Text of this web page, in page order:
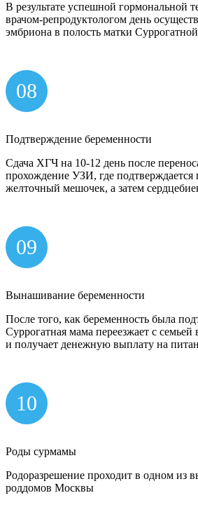
В результате успешной гормональной
врачом-репродуктологом день
эмбриона в полость матки
08
Подтверждение беременности
Сдача ХГЧ на 10-12 день после
прохождение УЗИ, где подтверждается
желточный мешочек, а затем
09
Вынашивание беременности
После того, как беременность была
Суррогатная мама переезжает с
и получает денежную выплату на
10
Роды сурмамы
Родоразрешение проходит в одном из
роддомов Москвы